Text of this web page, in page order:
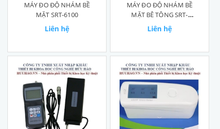
MÁY ĐO ĐỘ NHÁM BỀ
MẶT SRT-6100
Liên hệ
MÁY ĐO ĐỘ NHÁM BỀ
MẶT BÊ TÔNG SRT-
6210CT
Liên hệ